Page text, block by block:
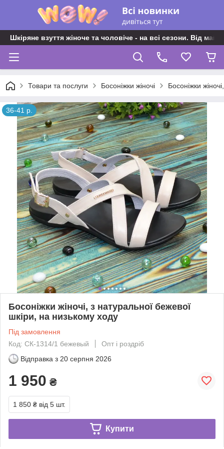
Шкіряне взуття жіноче та чоловіче - на всі сезони. Від
Товари та послуги Босоніжки жіночі Босоніжки
36-41 р.
Босоніжки жіночі, з натуральної бежевої
шкіри, на низькому ходу
Під замовлення
Код: СК-1314/1 бежевый
Опт і роздріб
Відправка з 20 серпня 2026
1 950 ₴
1 850 ₴ від 5 шт.
Купити